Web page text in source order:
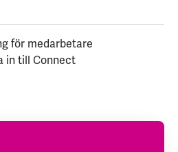
för medarbetare
in till Connect